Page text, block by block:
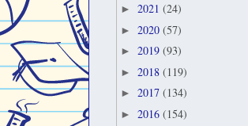
► 2021 (24)
► 2020 (57)
► 2019 (93)
► 2018 (119)
► 2017 (134)
► 2016 (154)